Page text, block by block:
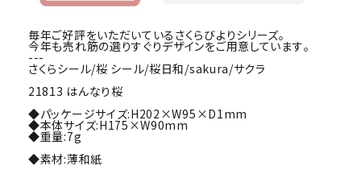
毎年ご好評をいただいているさくらびよりシリーズ｡
今年も売れ筋の選りすぐりデザインをご用意しています｡
---
さくらシール/桜 シール/桜日和/sakura/サクラ
21813 はんなり桜
◆パッケージサイズ:H202×W95×D1mm
◆本体サイズ:H175×W90mm
◆重量:7g
◆素材:薄和紙